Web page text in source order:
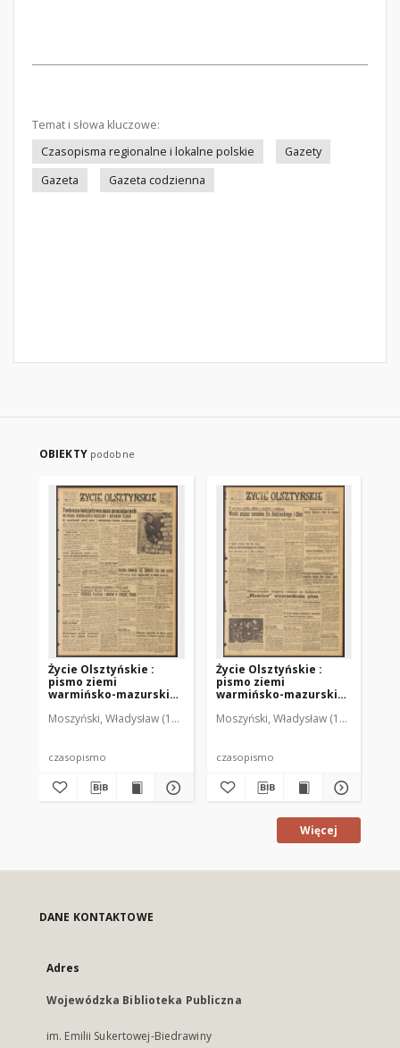
Temat i słowa kluczowe:
Czasopisma regionalne i lokalne polskie
Gazety
Gazeta
Gazeta codzienna
OBIEKTY podobne
Życie Olsztyńskie :
pismo ziemi
warmińsko-mazurskiej,
Moszyński, Władysław (1922-2001). Red. Mroczkowski, Włodzimierz
czasopismo
Życie Olsztyńskie :
pismo ziemi
warmińsko-mazurskiej,
Moszyński, Władysław (1922-2001).
czasopismo
Więcej
DANE KONTAKTOWE
Adres
Wojewódzka Biblioteka Publiczna
im. Emilii Sukertowej-Biedrawiny